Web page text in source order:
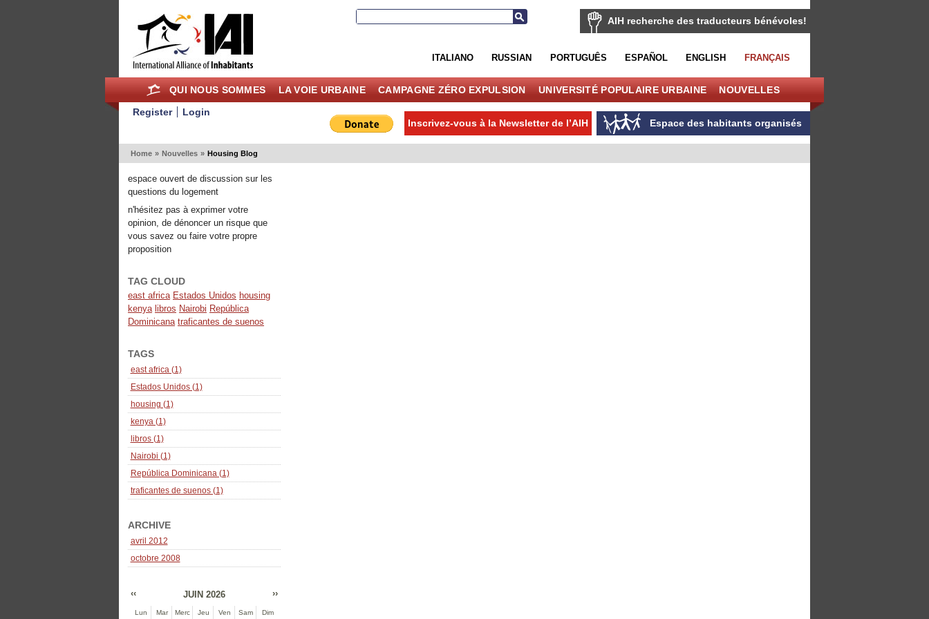
AIH recherche des traducteurs bénévoles!
ITALIANO RUSSIAN PORTUGUÊS ESPAÑOL ENGLISH FRANÇAIS
QUI NOUS SOMMES LA VOIE URBAINE CAMPAGNE ZÉRO EXPULSION UNIVERSITÉ POPULAIRE URBAINE NOUVELLES
Register
Login
Espace des habitants organisés
Inscrivez-vous à la Newsletter de l’AIH
Home » Nouvelles » Housing Blog
espace ouvert de discussion sur les
questions du logement
n'hésitez pas à exprimer votre
opinion, de dénoncer un risque que
vous savez ou faire votre propre
proposition
TAG CLOUD
east africa Estados Unidos housing
kenya libros Nairobi República
Dominicana traficantes de suenos
TAGS
east africa (1)
Estados Unidos (1)
housing (1)
kenya (1)
libros (1)
Nairobi (1)
República Dominicana (1)
traficantes de suenos (1)
ARCHIVE
avril 2012
octobre 2008
‹‹ ››
JUIN 2026
Lun Mar Merc Jeu Ven Sam Dim